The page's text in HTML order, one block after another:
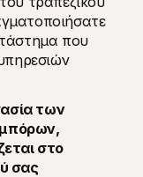
που
των
στο
σας